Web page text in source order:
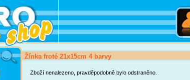
Žínka froté 21x15cm 4 barvy
Zboží nenalezeno, pravděpodobně bylo odstraněno.